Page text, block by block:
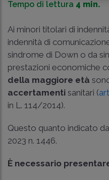
Tempo di lettura 4 min.
Ai minori titolari di
indennità di
sindrome di Down o da
prestazioni economiche
della maggiore età
accertamenti sanitari (
in L. 114/2014).
Questo quanto indicato
2023 n. 1446.
È necessario